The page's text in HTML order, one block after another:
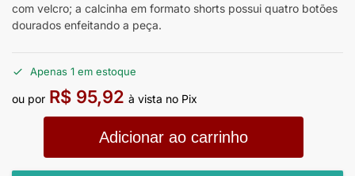
com velcro; a calcinha em formato shorts possui quatro botões
dourados enfeitando a peça.
Apenas 1 em estoque
ou por R$ 95,92 à vista no Pix
Adicionar ao carrinho